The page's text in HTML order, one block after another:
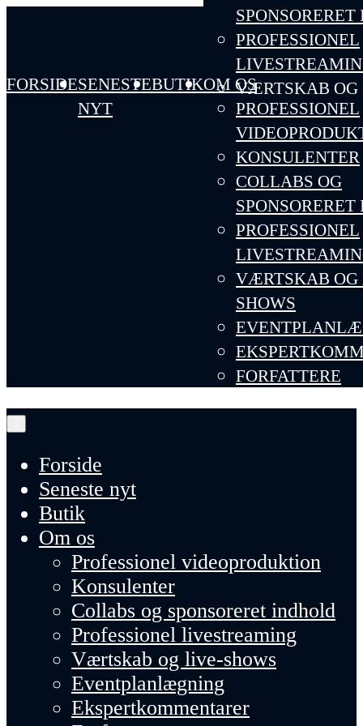
PROFESSIONEL
VÆRTSKAB OG
SHOWS
FORFATTERE
SPØRGE JØRGEN
FORSIDESENESTE
NYT
BUTIKOM OS
PROFESSIONEL
KONSULENTER
COLLABS OG
PROFESSIONEL
VÆRTSKAB OG
SHOWS
FORFATTERE
SPØRGE JØRGEN
Forside
Seneste nyt
Butik
Om os
Professionel videoproduktion
Konsulenter
Collabs og sponsoreret indhold
Professionel livestreaming
Værtskab og live-shows
Eventplanlægning
Ekspertkommentarer